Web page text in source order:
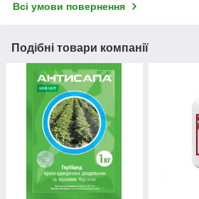
Всі умови повернення
Подібні товари компанії